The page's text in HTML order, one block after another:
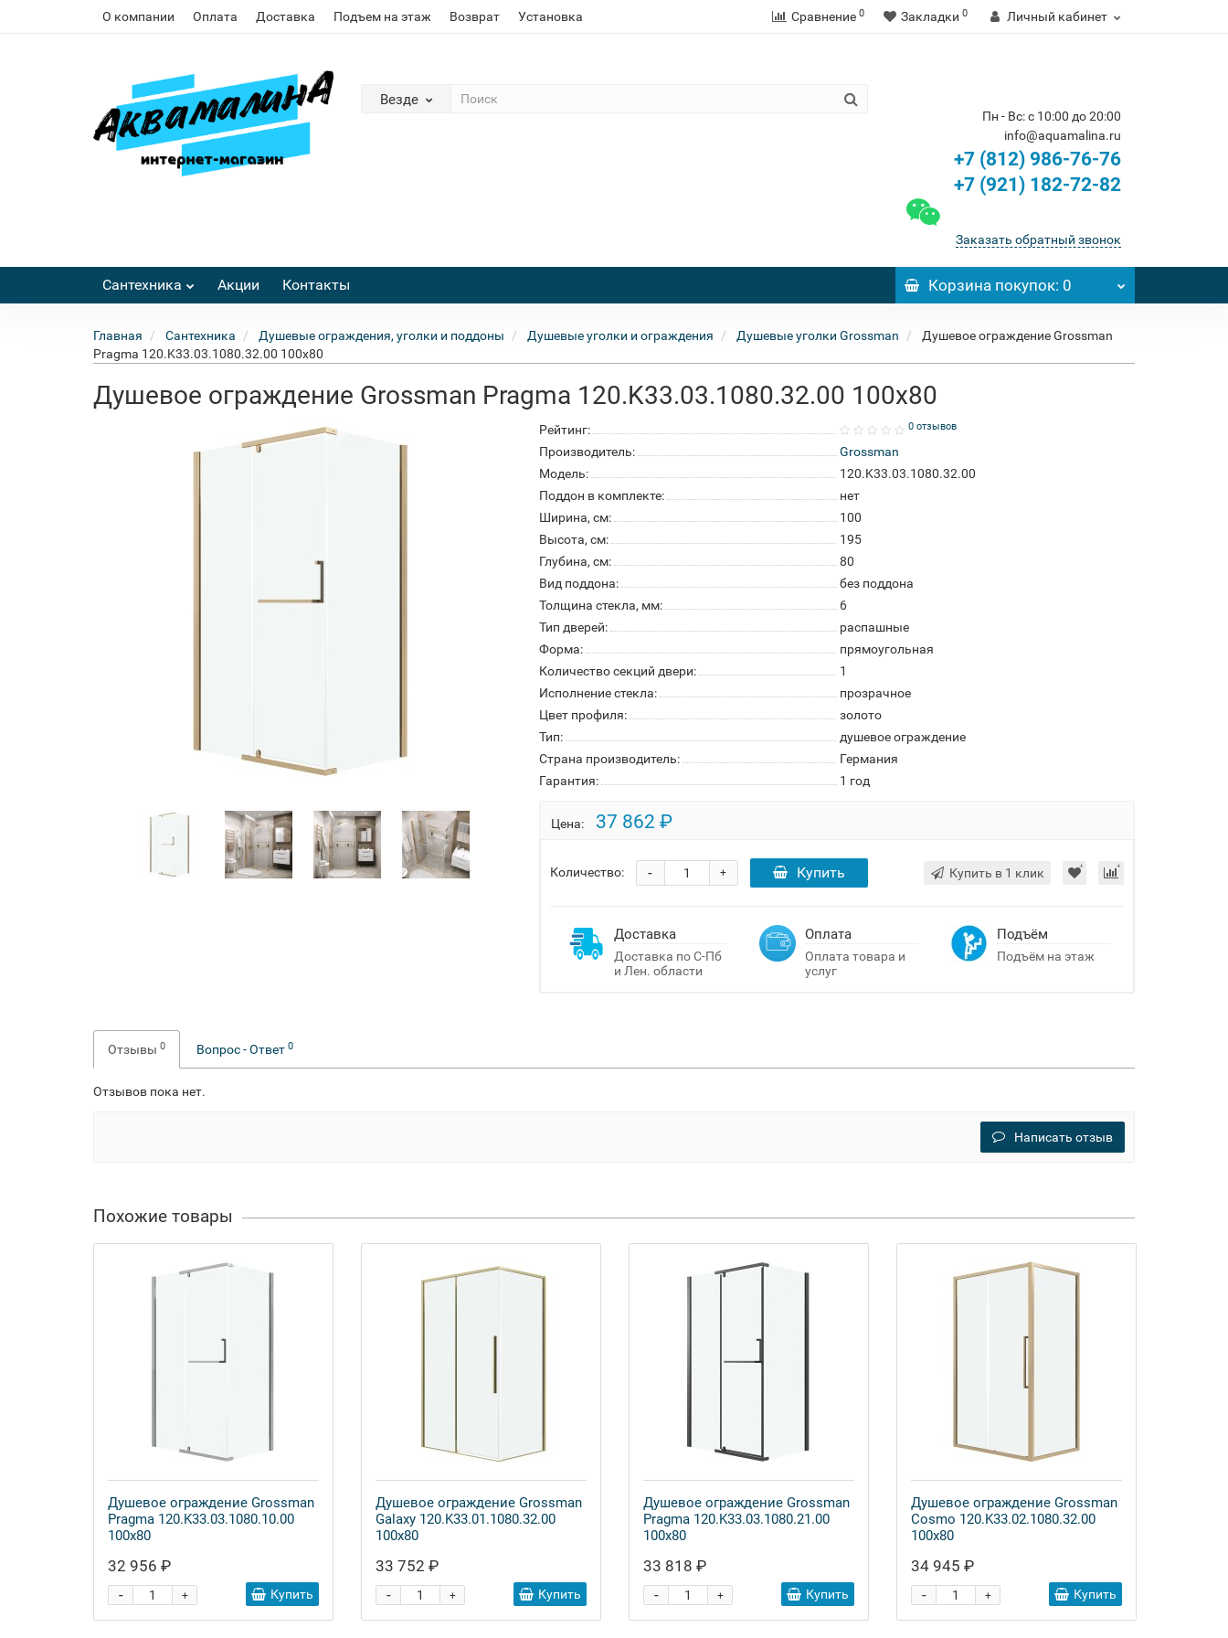
О компании Оплата Доставка Подъем на этаж Возврат Установка Сравнение 0 Закладки 0 Личный кабинет
Везде
Пн - Вс: с 10:00 до 20:00
info@aquamalina.ru
+7 (812) 986-76-76
+7 (921) 182-72-82
Заказать обратный звонок
Сантехника Акции Контакты Корзинапокупок: 0
Главная Сантехника Душевые ограждения, уголки и поддоны Душевые уголки и ограждения Душевые уголки Grossman
Душевое ограждение Grossman
Pragma 120.K33.03.1080.32.00 100x80
Душевое ограждение Grossman Pragma 120.K33.03.1080.32.00 100x80
Рейтинг: 0 отзывов
Производитель:
Grossman
Модель:
120.K33.03.1080.32.00
Поддон в комплекте:
нет
Ширина, см:
100
Высота, см:
195
Глубина, см:
80
Вид поддона:
без поддона
Толщина стекла, мм:
6
Тип дверей:
распашные
Форма:
прямоугольная
Количество секций двери:
1
Исполнение стекла:
прозрачное
Цвет профиля:
золото
Тип:
душевое ограждение
Страна производитель:
Германия
Гарантия:
1 год
Цена: 37 862 ₽
Количество: +
- Купить Купить в 1 клик
Доставка
Доставка по С-Пб
и Лен. области
Оплата
Оплата товара и
услуг
Подъём
Подъём на этаж
Отзывы 0 Вопрос - Ответ 0
Отзывов пока нет.
Написать отзыв
Похожие товары
Душевое ограждение Grossman
Pragma 120.K33.03.1080.10.00
100x80
32 956 ₽
+
- Купить
Душевое ограждение Grossman
Galaxy 120.K33.01.1080.32.00
100x80
33 752 ₽
+
- Купить
Душевое ограждение Grossman
Pragma 120.K33.03.1080.21.00
100x80
33 818 ₽
+
- Купить
Душевое ограждение Grossman
Cosmo 120.K33.02.1080.32.00
100x80
34 945 ₽
+
- Купить